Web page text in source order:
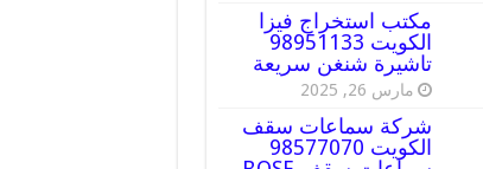
مكتب استخراج فيزا
الكويت 98951133
تاشيرة شنغن سريعة
مارس 26, 2025
شركة سماعات سقف
الكويت 98577070